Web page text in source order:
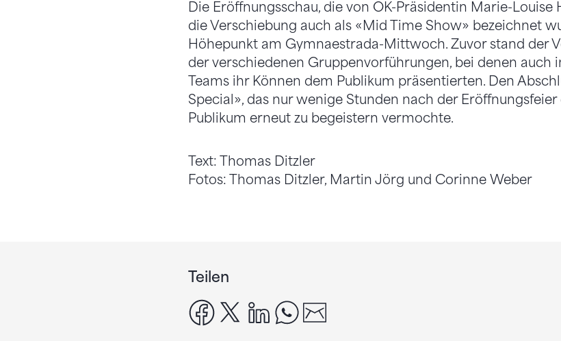
Die Eröffnungsschau, die von OK-Präsidentin Marie-
die Verschiebung auch als «Mid Time Show» bezeichnet
Höhepunkt am Gymnaestrada-Mittwoch. Zuvor stand der
der verschiedenen Gruppenvorführungen, bei denen auch
Teams ihr Können dem Publikum präsentierten. Den
Special», das nur wenige Stunden nach der
Publikum erneut zu begeistern vermochte.
Text: Thomas Ditzler
Fotos: Thomas Ditzler, Martin Jörg und Corinne Weber
Teilen
facebook
x linkedinwhatsapp